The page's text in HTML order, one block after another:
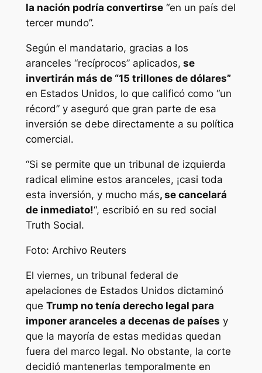
la nación podría convertirse“en un país del
tercer mundo”.
Según el mandatario, gracias a los
aranceles “recíprocos” aplicados, se
invertirán más de “15 trillones de dólares”
en Estados Unidos, lo que calificó como “un
récord” y aseguró que gran parte de esa
inversión se debe directamente a su política
comercial.
“Si se permite que un tribunal de izquierda
radical elimine estos aranceles, ¡casi toda
esta inversión, y mucho más, se cancelará
de inmediato!“, escribió en su red social
Truth Social.
Foto: Archivo Reuters
El viernes, un tribunal federal de
apelaciones de Estados Unidos dictaminó
que Trump no tenía derecho legal para
imponer aranceles a decenas de países y
que la mayoría de estas medidas quedan
fuera del marco legal. No obstante, la corte
decidió mantenerlas temporalmente en